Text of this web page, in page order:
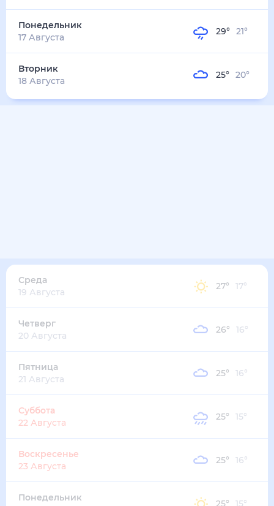
Понедельник
17 Августа
29° 21°
Вторник
18 Августа
25° 20°
Среда
19 Августа
27° 17°
Четверг
20 Августа
26° 16°
Пятница
21 Августа
25° 16°
Суббота
22 Августа
25° 15°
Воскресенье
23 Августа
25° 16°
Понедельник
25° 15°